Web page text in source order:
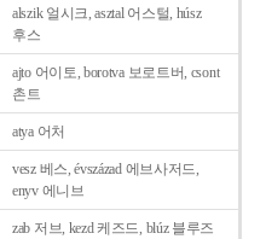
alszik 얼시크, asztal 어스털, húsz
후스
ajto 어이토, borotva 보로트버, csont
촌트
atya 어처
vesz 베스, évszázad 에브사저드,
enyv 에니브
zab 저브, kezd 케즈드, blúz 블루즈